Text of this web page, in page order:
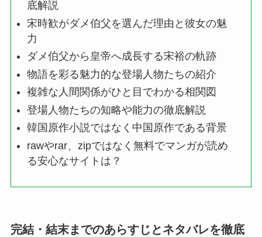
底解説
宋時歓がダメ伯父を選んだ理由と彼女の魅
力
ダメ伯父から皇帝へ成長する宋裕の軌跡
物語を彩る魅力的な登場人物たちの紹介
複雑な人間関係がひと目でわかる相関図
登場人物たちの知略や能力の徹底解説
韓国原作小説ではなく中国原作である背景
rawやrar、zipではなく無料でマンガが読め
る安心なサイトは？
完結・結末までのあらすじとネタバレを徹底